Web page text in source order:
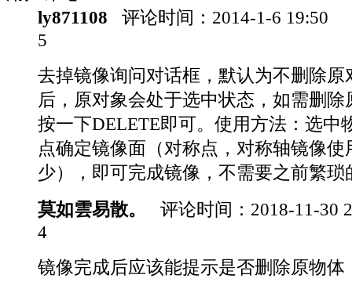
ly871108
评论时间： 2014-1-6 19:50
5
去掉镜像询问对话框，默认为不删除原
后，原对象会处于选中状态，如需删除
按一下DELETE即可。使用方法：选中
点确定镜像面（对称点，对称轴镜像使
少），即可完成镜像，不需要之前繁琐
莫如雲易散。
评论时间： 2018-11-30
4
镜像完成后应该能提示是否删除原物体